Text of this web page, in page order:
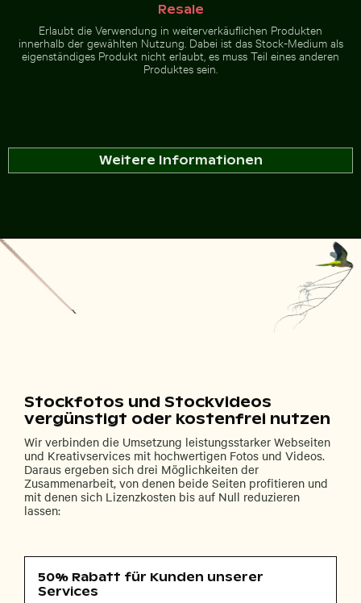
Resale
Erlaubt die Verwendung in weiterverkäuflichen Produkten
innerhalb der gewählten Nutzung. Dabei ist das Stock-Medium als
eigenständiges Produkt nicht erlaubt, es muss Teil eines anderen
Produktes sein.
Weitere Informationen
Stockfotos und Stockvideos
vergünstigt oder kostenfrei nutzen
Wir verbinden die Umsetzung leistungsstarker Webseiten
und Kreativservices mit hochwertigen Fotos und Videos.
Daraus ergeben sich drei Möglichkeiten der
Zusammenarbeit, von denen beide Seiten profitieren und
mit denen sich Lizenzkosten bis auf Null reduzieren
lassen:
50% Rabatt für Kunden unserer
Services